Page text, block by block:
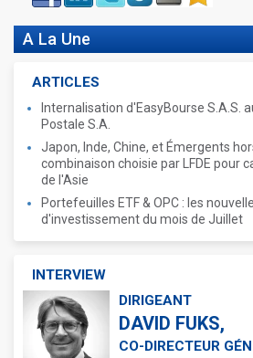
A La Une
ARTICLES
Internalisation d'EasyBourse S.A.S.
Postale S.A.
Japon, Inde, Chine, et Émergents
combinaison choisie par LFDE pour
de l'Asie
Portefeuilles ETF & OPC : les
d'investissement du mois de Juillet
INTERVIEW
DIRIGEANT
DAVID FUKS,
CO-DIRECTEUR